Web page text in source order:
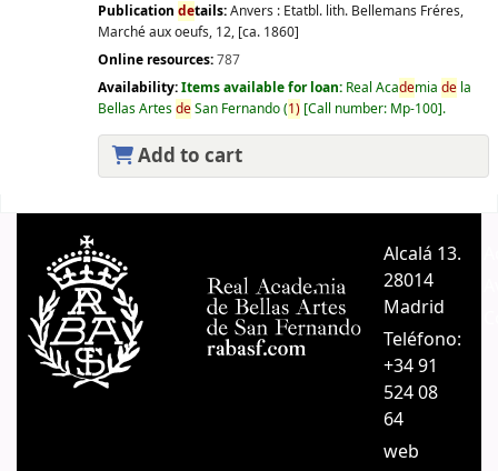
Publication details:Anvers : Etatbl. lith. Bellemans Fréres,
Marché aux oeufs, 12, [ca. 1860]
Online resources:787
Availability:Items available for loan: Real Academia dela
Bellas ArtesdeSan Fernando(1) Call number: Mp-100 .
Add to cart
Alcalá 13.
28014
Madrid
Teléfono:
+34 91
524 08
64
web